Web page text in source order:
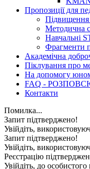
Пропозиції для
Підвищення
Методична
Навчальні
Фрагменти
Академічна
Піклування про
На допомогу
FAQ -
Контакти
Помилка...
Запит підтверджено!
Увійдіть,
Запит підтверджено!
Увійдіть,
Реєстрацію
Увійдіть, до